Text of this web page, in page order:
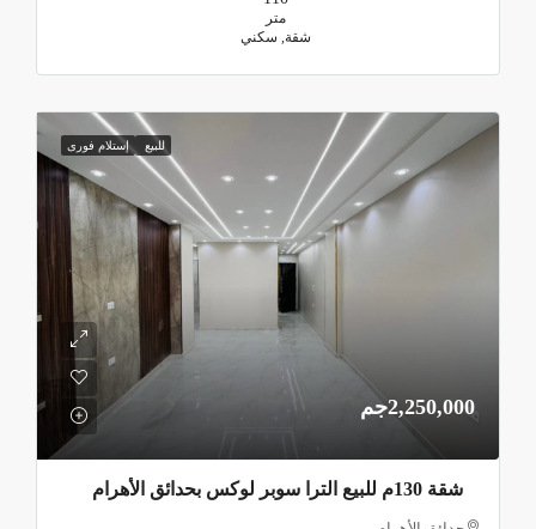
متر
شقة, سكني
للبيع إستلام فورى
2,250,000جم
شقة 130م للبيع الترا سوبر لوكس بحدائق الأهرام